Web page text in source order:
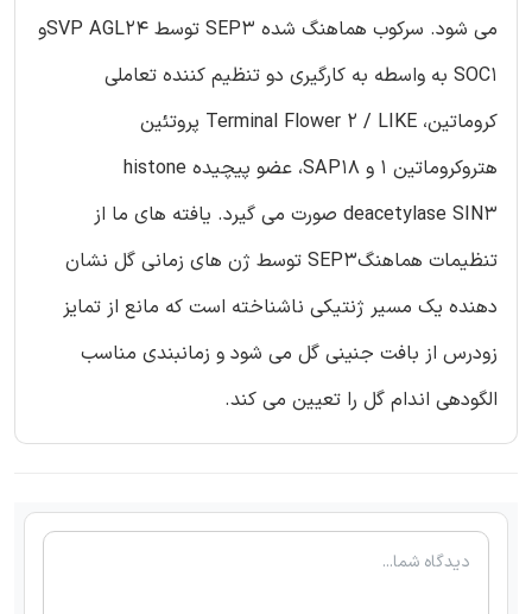
می شود. سرکوب هماهنگ شده SEP3 توسط SVP AGL24و
SOC1 به واسطه به کارگیری دو تنظیم کننده تعاملی
کروماتین، Terminal Flower 2 / LIKE پروتئین
هتروکروماتین 1 و SAP18، عضو پیچیده histone
deacetylase SIN3 صورت می گیرد. یافته های ما از
تنظیمات هماهنگSEP3 توسط ژن های زمانی گل نشان
دهنده یک مسیر ژنتیکی ناشناخته است که مانع از تمایز
زودرس از بافت جنینی گل می شود و زمانبندی مناسب
الگودهی اندام گل را تعیین می کند.